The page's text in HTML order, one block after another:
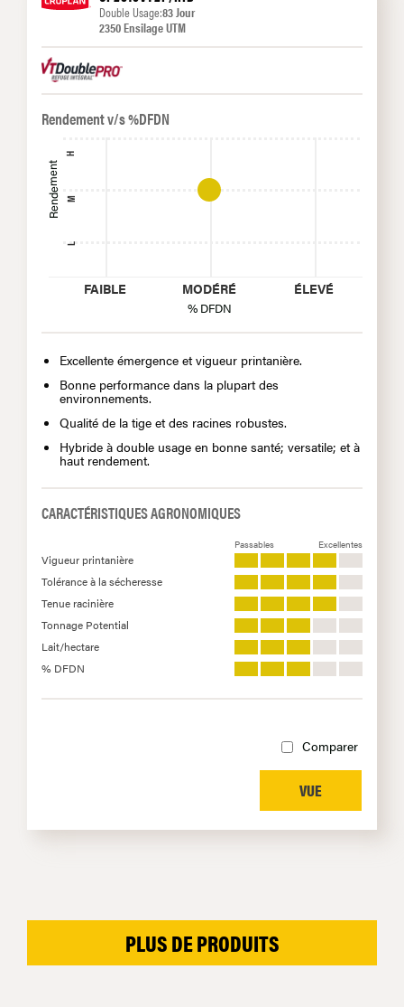
Double Usage:83 Jour
2350 Ensilage UTM
Rendement v/s %DFDN
Rendement
L
M
H
FAIBLE MODÉRÉ ÉLEVÉ
% DFDN
Excellente émergence et vigueur printanière.
Bonne performance dans la plupart des
environnements.
Qualité de la tige et des racines robustes.
Hybride à double usage en bonne santé; versatile; et à
haut rendement.
CARACTÉRISTIQUES AGRONOMIQUES
Passables Excellentes
Vigueur printanière
Tolérance à la sécheresse
Tenue racinière
Tonnage Potential
Lait/hectare
% DFDN
Comparer
VUE
PLUS DE PRODUITS